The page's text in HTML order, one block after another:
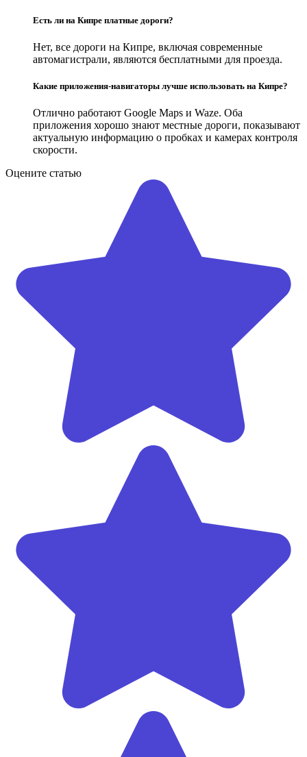
Есть ли на Кипре платные дороги?
Нет, все дороги на Кипре, включая современные
автомагистрали, являются бесплатными для проезда.
Какие приложения-навигаторы лучше использовать на Кипре?
Отлично работают Google Maps и Waze. Оба
приложения хорошо знают местные дороги, показывают
актуальную информацию о пробках и камерах контроля
скорости.
Оцените статью